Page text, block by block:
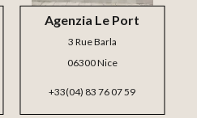
Agenzia Le Port
3 Rue Barla
06300 Nice
+33(04) 83 76 07 59